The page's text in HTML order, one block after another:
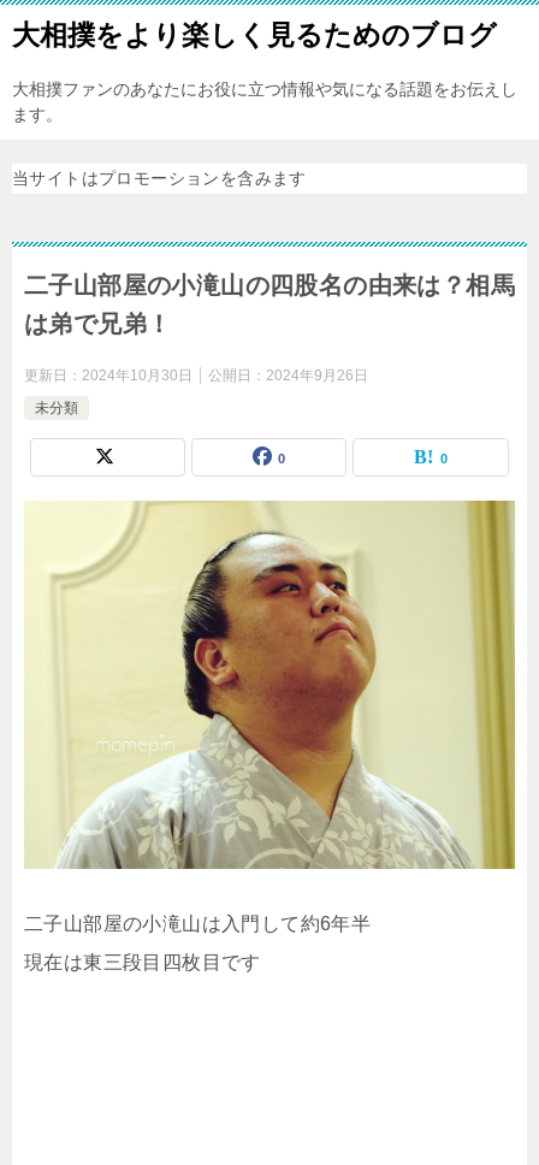
大相撲をより楽しく見るためのブログ
大相撲ファンのあなたにお役に立つ情報や気になる話題をお伝えし
ます。
当サイトはプロモーションを含みます
二子山部屋の小滝山の四股名の由来は？相馬
は弟で兄弟！
更新日： 2024年10月30日 公開日： 2024年9月26日
未分類
0 0
二子山部屋の小滝山は入門して約6年半
現在は東三段目四枚目です